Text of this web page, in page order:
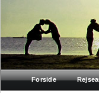
Forside